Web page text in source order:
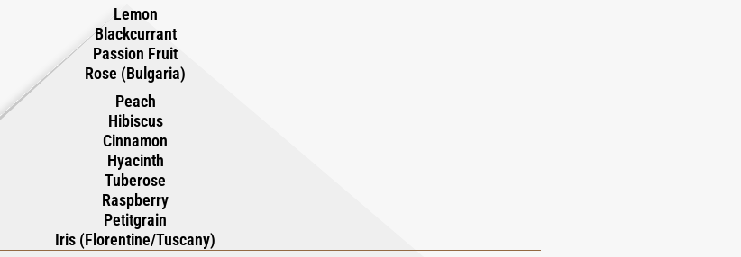
uwodzicielskie i nieodparcie przyciągające, pozostawiające po sobie promienny,
komety przez nocne niebo.
Lemon
Blackcurrant
Passion Fruit
Rose (Bulgaria)
Peach
Hibiscus
Cinnamon
Hyacinth
Tuberose
Raspberry
Petitgrain
Iris (Florentine/Tuscany)